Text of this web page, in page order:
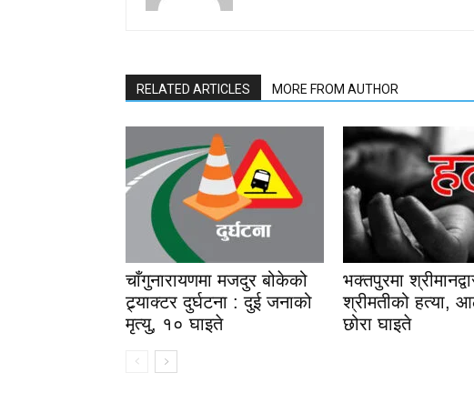
RELATED ARTICLES MORE FROM AUTHOR
चाँगुनारायणमा मजदुर बोकेको
ट्र्याक्टर दुर्घटना : दुई जनाको
मृत्यु, १० घाइते
भक्तपुरमा
श्रीमतीको हत्या,
छोरा घाइते